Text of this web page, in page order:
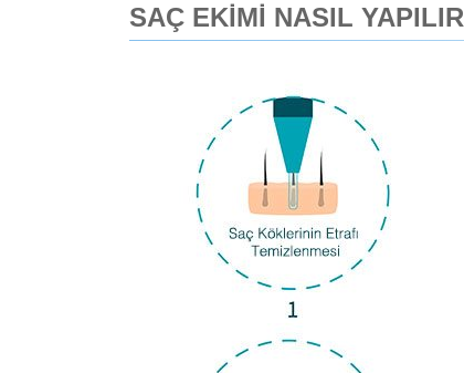
SAÇ EKİMİ NASIL YAPILIR